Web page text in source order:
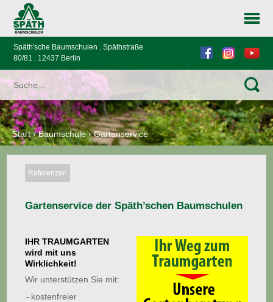
Späth'sche Baumschulen . Späthstraße
80/81 . 12437 Berlin
Start›Baumschule›Gartenservice
Referenzen
Gartenservice der Späth’schen Baumschulen
IHR TRAUMGARTEN
wird mit uns
Wirklichkeit!
Wir unterstützen Sie mit:
kostenfreier